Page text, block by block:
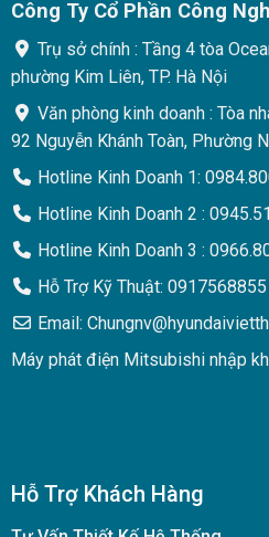
Công Ty Cổ Phần Công
Trụ sở chính : Tầng 4 tòa
phường Kim Liên, TP. Hà Nội
Văn phòng kinh doanh : Tòa
92 Nguyễn Khánh Toàn, Phường
Hotline Kinh Doanh 1:
Hotline Kinh Doanh 2 :
Hotline Kinh Doanh 3 :
Hỗ Trợ Kỹ Thuật:
Email:
Máy phát điện Mitsubishi nhập
Hỗ Trợ Khách Hàng